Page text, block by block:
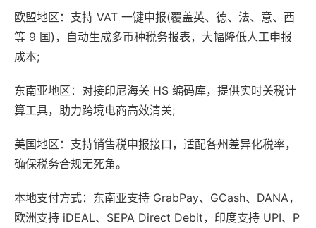
欧盟地区：支持 VAT 一键申报(覆盖英、德、法、意、西
等 9 国)，自动生成多币种税务报表，大幅降低人工申报
成本;
东南亚地区：对接印尼海关 HS 编码库，提供实时关税计
算工具，助力跨境电商高效清关;
美国地区：支持销售税申报接口，适配各州差异化税率，
确保税务合规无死角。
本地支付方式：东南亚支持 GrabPay、GCash、DANA，
欧洲支持 iDEAL、SEPA Direct Debit，印度支持 UPI、P